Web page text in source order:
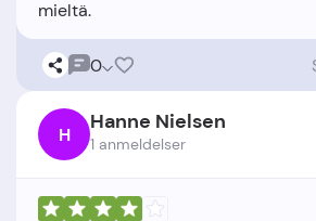
0
H Hanne Nielsen
1 anmeldelser